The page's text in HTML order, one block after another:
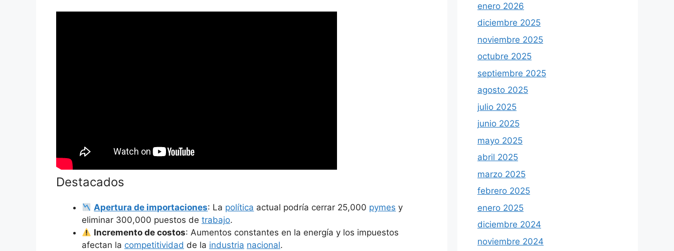
Destacados
Apertura de importaciones: La política actual podría cerrar 25,000 pymes y
eliminar 300,000 puestos de trabajo.
Incremento de costos: Aumentos constantes en la energía y los impuestos
afectan la competitividad de la industria nacional.
enero 2026
diciembre 2025
noviembre 2025
octubre 2025
septiembre 2025
agosto 2025
julio 2025
junio 2025
mayo 2025
abril 2025
marzo 2025
febrero 2025
enero 2025
diciembre 2024
noviembre 2024